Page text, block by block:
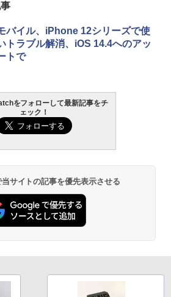
バイル、iPhone 12シリーズで使
トラブル解消、iOS 14.4へのアッ
トで
をフォローして最新記事をチ
ェック！
サイトの記事を優先表示させる